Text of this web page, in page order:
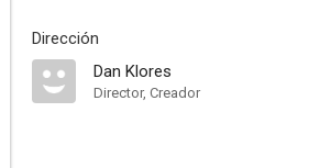
Dirección
Dan Klores
Director, Creador